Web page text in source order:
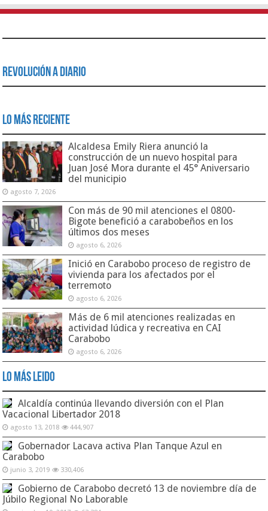
Revolución a Diario
Lo Más Reciente
Alcaldesa Emily Riera anunció la
construcción de un nuevo hospital para
Juan José Mora durante el 45° Aniversario
del municipio
agosto 7, 2026
Con más de 90 mil atenciones el 0800-
Bigote benefició a carabobeños en los
últimos dos meses
agosto 6, 2026
Inició en Carabobo proceso de registro de
vivienda para los afectados por el
terremoto
agosto 6, 2026
Más de 6 mil atenciones realizadas en
actividad lúdica y recreativa en CAI
Carabobo
agosto 6, 2026
Lo Más Leido
Alcaldía continúa llevando diversión con el Plan
Vacacional Libertador 2018
agosto 13, 2018 444,907
Gobernador Lacava activa Plan Tanque Azul en
Carabobo
junio 3, 2019 330,406
Gobierno de Carabobo decretó 13 de noviembre día de
Júbilo Regional No Laborable